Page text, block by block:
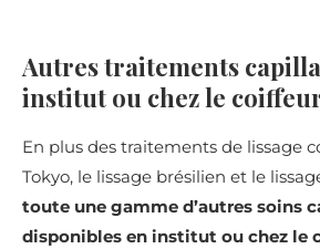
Autres traitements
institut ou chez le
En plus des traitements de lissage
Tokyo, le lissage brésilien et le
toute une gamme d’autres soins
disponibles en institut ou chez le